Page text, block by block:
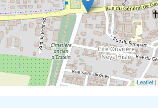
Leaflet |